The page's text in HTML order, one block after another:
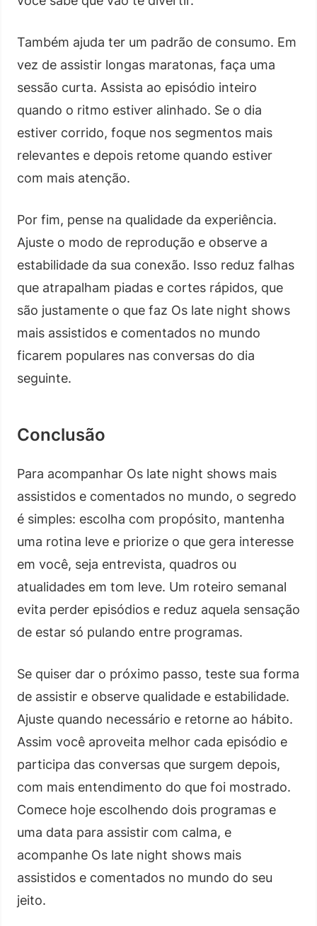
Também ajuda ter um padrão de consumo. Em
vez de assistir longas maratonas, faça uma
sessão curta. Assista ao episódio inteiro
quando o ritmo estiver alinhado. Se o dia
estiver corrido, foque nos segmentos mais
relevantes e depois retome quando estiver
com mais atenção.
Por fim, pense na qualidade da experiência.
Ajuste o modo de reprodução e observe a
estabilidade da sua conexão. Isso reduz falhas
que atrapalham piadas e cortes rápidos, que
são justamente o que faz Os late night shows
mais assistidos e comentados no mundo
ficarem populares nas conversas do dia
seguinte.
Conclusão
Para acompanhar Os late night shows mais
assistidos e comentados no mundo, o segredo
é simples: escolha com propósito, mantenha
uma rotina leve e priorize o que gera interesse
em você, seja entrevista, quadros ou
atualidades em tom leve. Um roteiro semanal
evita perder episódios e reduz aquela sensação
de estar só pulando entre programas.
Se quiser dar o próximo passo, teste sua forma
de assistir e observe qualidade e estabilidade.
Ajuste quando necessário e retorne ao hábito.
Assim você aproveita melhor cada episódio e
participa das conversas que surgem depois,
com mais entendimento do que foi mostrado.
Comece hoje escolhendo dois programas e
uma data para assistir com calma, e
acompanhe Os late night shows mais
assistidos e comentados no mundo do seu
jeito.